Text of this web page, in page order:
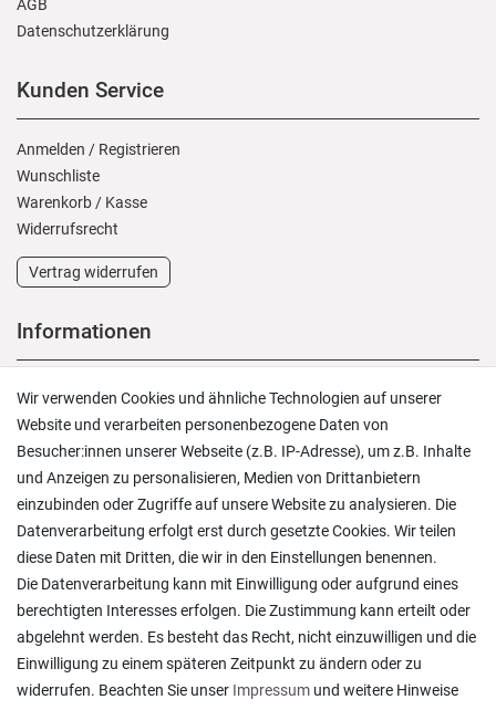
AGB
Daten­schutz­erklärung
Kunden Service
Anmelden / Registrieren
Wunschliste
Warenkorb / Kasse
Widerrufs­recht
Vertrag widerrufen
Informationen
Versand und Zahlung
Rücksendungen
Lieferung in die Schweiz
Pflegesymbole
Lagerverkauf
Ratgeber & News
Ein einfach toller Service - prompte Lieferung und
sogar mit Pflegehinweis!
Datum der Veröffentlichung: 05.08.2026
Wir verwenden Cookies und ähnliche Technologien auf unserer
Website und verarbeiten personenbezogene Daten von
Besucher:innen unserer Webseite (z.B. IP-Adresse), um z.B. Inhalte
und Anzeigen zu personalisieren, Medien von Drittanbietern
einzubinden oder Zugriffe auf unsere Website zu analysieren. Die
Datenverarbeitung erfolgt erst durch gesetzte Cookies. Wir teilen
diese Daten mit Dritten, die wir in den Einstellungen benennen.
Die Datenverarbeitung kann mit Einwilligung oder aufgrund eines
berechtigten Interesses erfolgen. Die Zustimmung kann erteilt oder
abgelehnt werden. Es besteht das Recht, nicht einzuwilligen und die
Einwilligung zu einem späteren Zeitpunkt zu ändern oder zu
widerrufen. Beachten Sie unser Impressum und weitere Hinweise